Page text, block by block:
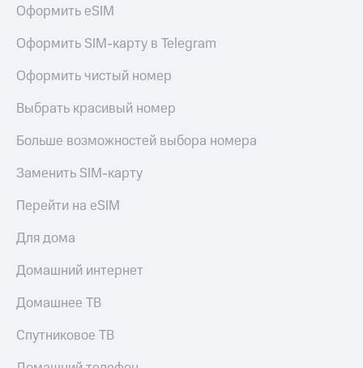
Оформить eSIM
Оформить SIM-карту в Telegram
Оформить чистый номер
Выбрать красивый номер
Больше возможностей выбора номера
Заменить SIM-карту
Перейти на eSIM
Для дома
Домашний интернет
Домашнее ТВ
Спутниковое ТВ